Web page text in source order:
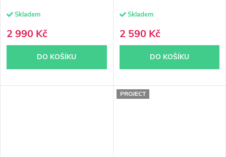
Skladem
2 990 Kč
DO KOŠÍKU
Skladem
2 590 Kč
DO KOŠÍKU
PROJECT